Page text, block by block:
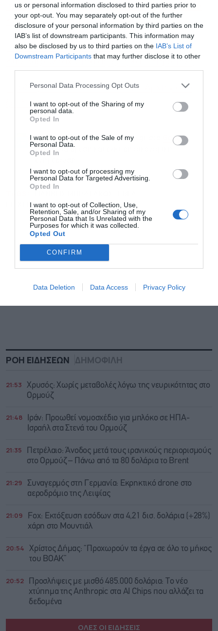
us or personal information disclosed to third parties prior to
your opt-out. You may separately opt-out of the further
disclosure of your personal information by third parties on the
IAB’s list of downstream participants. This information may
also be disclosed by us to third parties on the IAB’s List of
Downstream Participants that may further disclose it to other
Personal Data Processing Opt Outs
I want to opt-out of the Sharing of my
personal data.
Opted In
I want to opt-out of the Sale of my
Personal Data.
Opted In
I want to opt-out of processing my
Personal Data for Targeted Advertising.
Opted In
I want to opt-out of Collection, Use,
Retention, Sale, and/or Sharing of my
Personal Data that Is Unrelated with the
Purposes for which it was collected.
Opted Out
CONFIRM
Data Deletion Data Access Privacy Policy
βρίσκουν οι δικαιούχοι τα αποτελέσματα μέσω
ΚΑΥΑΣ
Η Κρήτη “δοκιμάζεται” από την ακρίβεια:
Κατεβάζουν ταχύτητα αφίξεις και πληρότητες
Έφοδος στον ΟΠΕΚΕΠΕ από την Αρχή για το
ξέπλυμα μαύρου χρήματος
Ακολουθήστε το Powergame.gr στο
Google
Newsγια άμεση και έγκυρη οικονομική
ΓΙΑΝΝΗΣ ΜΠΡΑΤΑΚΟΣ
ΕΠΙΧΕΙΡΗΜΑΤΙΚΟΤΗΤΑ
ΡΟΗ ΕΙΔΗΣΕΩΝ ΔΗΜΟΦΙΛΗ
21:53
Χρυσός: Χωρίς μεταβολές λόγω της νευρικότητας στο
Ορμούζ
21:48
Ιράν: Προωθεί νομοσχέδιο για μπλόκο σε ΗΠΑ-
Ισραήλ στα Στενά του Ορμούζ
21:35
Πετρέλαιο: Άνοδος μετά τους ιρανικούς περιορισμούς
στο Ορμούζ – Πάνω από τα 80 δολάρια το Brent
21:29
Συναγερμός στη Γερμανία: Εκρηκτικό drone στο
αεροδρόμιο της Λειψίας
21:09
Fox: Εκτόξευση εσόδων στα 4,21 δισ. δολάρια (+28%)
χάρη στο Μουντιάλ
20:54
Χρίστος Δήμας: “Προχωρούν τα έργα σε όλο το μήκος
του ΒΟΑΚ”
20:52
Προσλήψεις με μισθό 485.000 δολάρια: Το νέο
χτύπημα της Anthropic στα AI Chips που αλλάζει τα
δεδομένα
ΟΛΕΣ ΟΙ ΕΙΔΗΣΕΙΣ